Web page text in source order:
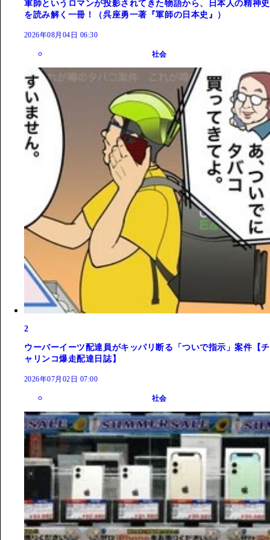
軍師というロマンが投影されてきた物語から、日本人の精神史
を読み解く一冊！（呉座勇一著『軍師の日本史』）
2026年08月04日 06:30
社会
2
ウーバーイーツ配達員がキッパリ断る「ついで指示」案件【チ
ャリンコ爆走配達日誌】
2026年07月02日 07:00
社会